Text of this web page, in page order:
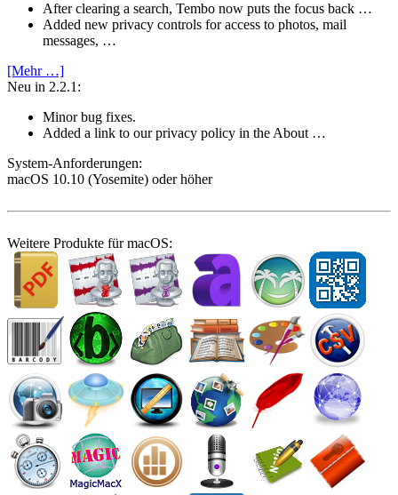
After clearing a search, Tembo now puts the focus back …
Added new privacy controls for access to photos, mail
messages, …
[Mehr …]
Neu in 2.2.1:
Minor bug fixes.
Added a link to our privacy policy in the About …
System-­Anforderungen:
macOS 10.10 (Yosemite) oder höher
Weitere Produkte für macOS: